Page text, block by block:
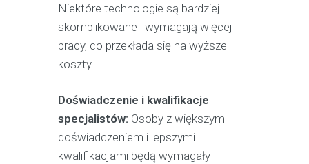
Niektóre technologie są bardziej
skomplikowane i wymagają więcej
pracy, co przekłada się na wyższe
koszty.
Doświadczenie i kwalifikacje
specjalistów: Osoby z większym
doświadczeniem i lepszymi
kwalifikacjami będą wymagały